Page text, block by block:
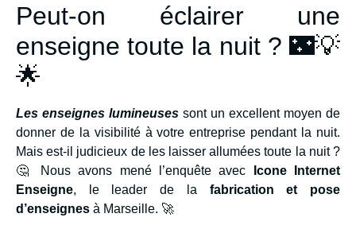
Peut-on éclairer une
enseigne toute la nuit ? 🌃💡
🌟
Les enseignes lumineuses sont un excellent moyen de
donner de la visibilité à votre entreprise pendant la nuit.
Mais est-il judicieux de les laisser allumées toute la nuit ?
🤔 Nous avons mené l’enquête avec
Icone Internet
Enseigne, le leader de la fabrication et pose
d’enseignes à Marseille. 🚀